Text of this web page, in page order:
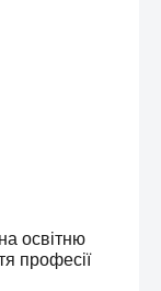
освітню
професії